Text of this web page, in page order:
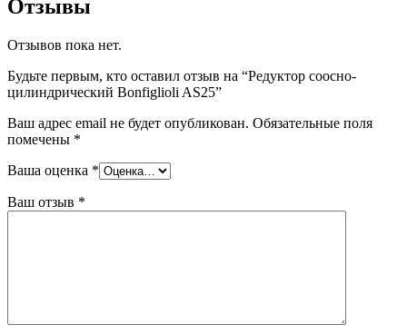
Отзывы
Отзывов пока нет.
Будьте первым, кто оставил отзыв на “Редуктор соосно-
цилиндрический Bonfiglioli AS25”
Ваш адрес email не будет опубликован. Обязательные поля
помечены *
Ваша оценка *
Ваш отзыв *